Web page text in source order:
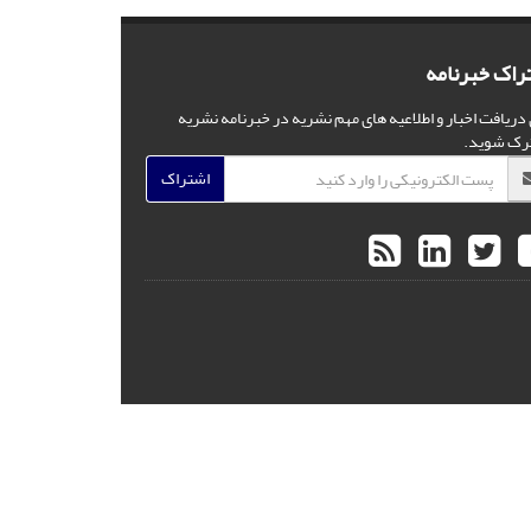
خبرنامه
دریافت اخبار و اطلاعیه های مهم نشریه در خبرنامه نشریه
شوید.
اشتراک